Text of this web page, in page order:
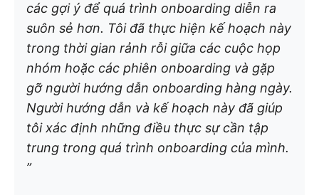
các gợi ý để quá trình onboarding diễn ra
suôn sẻ hơn. Tôi đã thực hiện kế hoạch này
trong thời gian rảnh rỗi giữa các cuộc họp
nhóm hoặc các phiên onboarding và gặp
gỡ người hướng dẫn onboarding hàng ngày.
Người hướng dẫn và kế hoạch này đã giúp
tôi xác định những điều thực sự cần tập
trung trong quá trình onboarding của mình.
”